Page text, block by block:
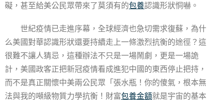
礙，甚至給美公民眾帶來了莫須有的包養認識形狀恫嚇。
世紀疫情已走進序幕，全球經濟也急切需求復蘇，為什
么美國對華認識形狀還要持續走上一條激烈抗衡的途徑？這
很難不讓人猜忌，這種辦法不只是一場鬧劇，更是一場詭
計，美國政客正把新冠疫情看成進犯中國的東西停止把持，
而不是真正關懷中美兩公民眾「張水瓶！你的傻氣，根本無
法與我的噸級物質力學抗衡！財富包養金額就是宇宙的基本